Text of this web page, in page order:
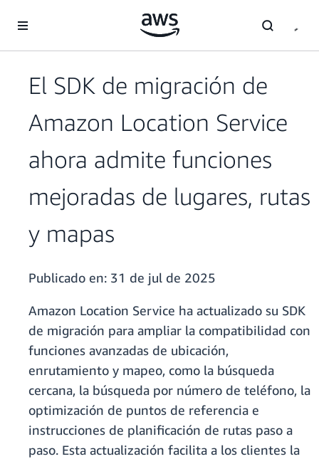
El SDK de migración de
Amazon Location Service
ahora admite funciones
mejoradas de lugares, rutas
y mapas
Publicado en: 31 de jul de 2025
Amazon Location Service ha actualizado su SDK
de migración para ampliar la compatibilidad con
funciones avanzadas de ubicación,
enrutamiento y mapeo, como la búsqueda
cercana, la búsqueda por número de teléfono, la
optimización de puntos de referencia e
instrucciones de planificación de rutas paso a
paso. Esta actualización facilita a los clientes la